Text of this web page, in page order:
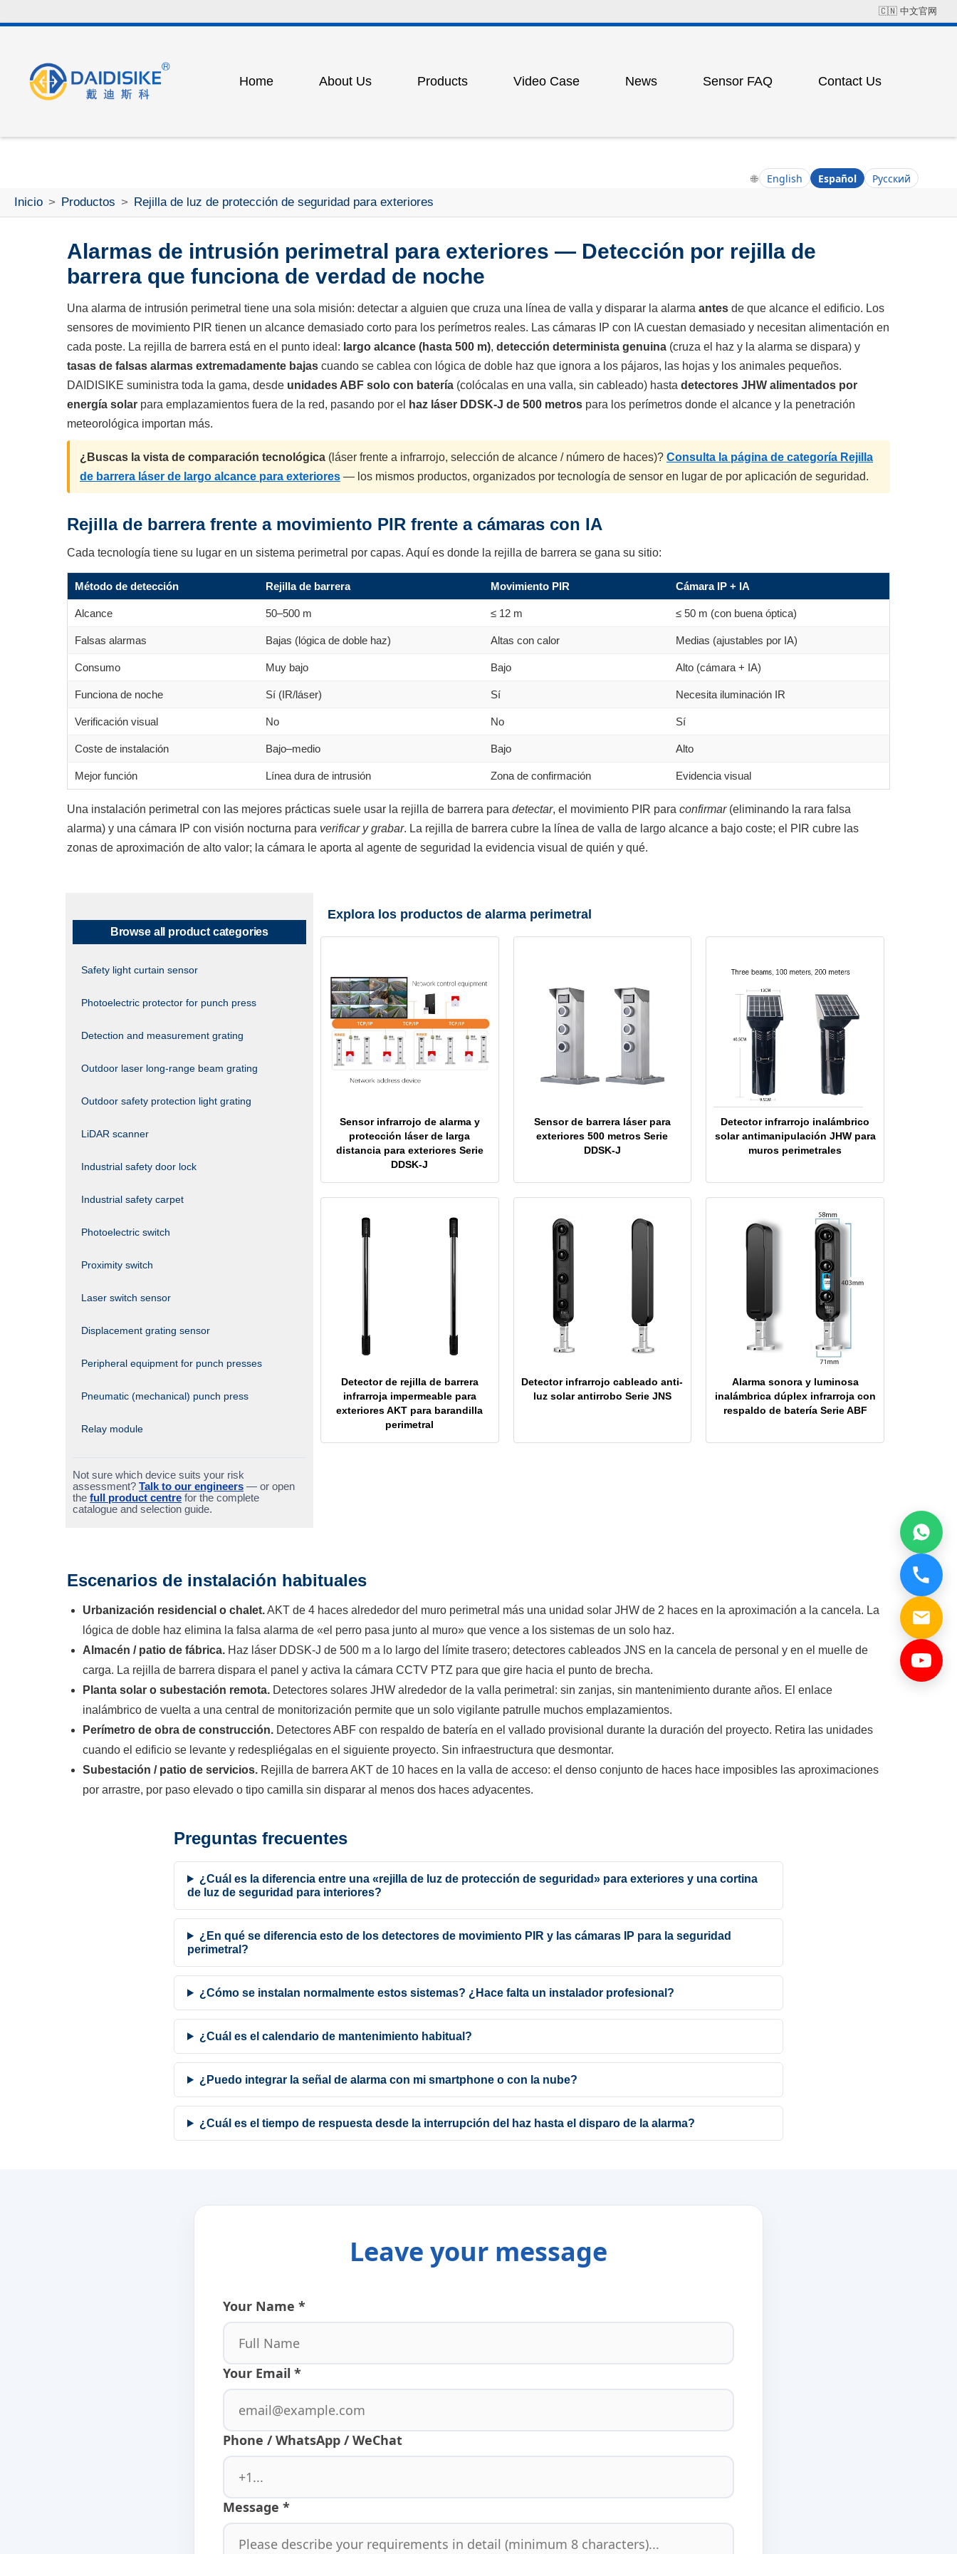
🇨🇳 中文官网
Home About Us Products
Industrial safety door lock
Photoelectric switch Proximity switch
Laser switch sensor Displacement grating sensor
Peripheral equipment for punch presses Pneumatic (mechanical) punch press
Relay module
Video Case News Sensor FAQ Contact Us
🌐 English Español
Русский
Inicio > Productos > Rejilla de luz de protección de seguridad para exteriores
Alarmas de intrusión perimetral para exteriores — Detección por rejilla de
barrera que funciona de verdad de noche
Una alarma de intrusión perimetral tiene una sola misión: detectar a alguien que cruza una línea de valla y disparar la alarma antes de que alcance el edificio. Los
sensores de movimiento PIR tienen un alcance demasiado corto para los perímetros reales. Las cámaras IP con IA cuestan demasiado y necesitan alimentación en
cada poste. La rejilla de barrera está en el punto ideal: largo alcance (hasta 500 m), detección determinista genuina (cruza el haz y la alarma se dispara) y
tasas de falsas alarmas extremadamente bajas cuando se cablea con lógica de doble haz que ignora a los pájaros, las hojas y los animales pequeños.
DAIDISIKE suministra toda la gama, desde unidades ABF solo con batería (colócalas en una valla, sin cableado) hasta detectores JHW alimentados por
energía solar para emplazamientos fuera de la red, pasando por el haz láser DDSK-J de 500 metros para los perímetros donde el alcance y la penetración
meteorológica importan más.
¿Buscas la vista de comparación tecnológica (láser frente a infrarrojo, selección de alcance / número de haces)? Consulta la página de categoría Rejilla
de barrera láser de largo alcance para exteriores — los mismos productos, organizados por tecnología de sensor en lugar de por aplicación de seguridad.
Rejilla de barrera frente a movimiento PIR frente a cámaras con IA
Cada tecnología tiene su lugar en un sistema perimetral por capas. Aquí es donde la rejilla de barrera se gana su sitio:
Método de detección Rejilla de barrera Movimiento PIR Cámara IP + IA
Alcance 50–500 m ≤ 12 m ≤ 50 m (con buena óptica)
Falsas alarmas Bajas (lógica de doble haz) Altas con calor Medias (ajustables por IA)
Consumo Muy bajo Bajo Alto (cámara + IA)
Funciona de noche Sí (IR/láser) Sí Necesita iluminación IR
Verificación visual No No Sí
Coste de instalación Bajo–medio Bajo Alto
Mejor función Línea dura de intrusión Zona de confirmación Evidencia visual
Una instalación perimetral con las mejores prácticas suele usar la rejilla de barrera para detectar, el movimiento PIR para confirmar(eliminando la rara falsa
alarma) y una cámara IP con visión nocturna para verificar y grabar. La rejilla de barrera cubre la línea de valla de largo alcance a bajo coste; el PIR cubre las
zonas de aproximación de alto valor; la cámara le aporta al agente de seguridad la evidencia visual de quién y qué.
Browse all product categories
Safety light curtain sensor
Photoelectric protector for punch press
Detection and measurement grating
Outdoor laser long-range beam grating
Outdoor safety protection light grating
LiDAR scanner
Industrial safety door lock
Industrial safety carpet
Photoelectric switch
Proximity switch
Laser switch sensor
Displacement grating sensor
Peripheral equipment for punch presses
Pneumatic (mechanical) punch press
Relay module
Not sure which device suits your risk
assessment? Talk to our engineers — or open
the full product centre for the complete
catalogue and selection guide.
Explora los productos de alarma perimetral
Sensor infrarrojo de alarma y
protección láser de larga
distancia para exteriores Serie
DDSK-J
Sensor de barrera láser para
exteriores 500 metros Serie
DDSK-J
Detector infrarrojo inalámbrico
solar antimanipulación JHW para
muros perimetrales
Detector de rejilla de barrera
infrarroja impermeable para
exteriores AKT para barandilla
perimetral
Detector infrarrojo cableado anti-
luz solar antirrobo Serie JNS
Alarma sonora y luminosa
inalámbrica dúplex infrarroja con
respaldo de batería Serie ABF
Escenarios de instalación habituales
Urbanización residencial o chalet.AKT de 4 haces alrededor del muro perimetral más una unidad solar JHW de 2 haces en la aproximación a la cancela. La
lógica de doble haz elimina la falsa alarma de «el perro pasa junto al muro» que vence a los sistemas de un solo haz.
Almacén / patio de fábrica. Haz láser DDSK-J de 500 m a lo largo del límite trasero; detectores cableados JNS en la cancela de personal y en el muelle de
carga. La rejilla de barrera dispara el panel y activa la cámara CCTV PTZ para que gire hacia el punto de brecha.
Planta solar o subestación remota. Detectores solares JHW alrededor de la valla perimetral: sin zanjas, sin mantenimiento durante años. El enlace
inalámbrico de vuelta a una central de monitorización permite que un solo vigilante patrulle muchos emplazamientos.
Perímetro de obra de construcción. Detectores ABF con respaldo de batería en el vallado provisional durante la duración del proyecto. Retira las unidades
cuando el edificio se levante y redespliégalas en el siguiente proyecto. Sin infraestructura que desmontar.
Subestación / patio de servicios. Rejilla de barrera AKT de 10 haces en la valla de acceso: el denso conjunto de haces hace imposibles las aproximaciones
por arrastre, por paso elevado o tipo camilla sin disparar al menos dos haces adyacentes.
Preguntas frecuentes
¿Cuál es la diferencia entre una «rejilla de luz de protección de seguridad» para exteriores y una cortina
de luz de seguridad para interiores?
¿En qué se diferencia esto de los detectores de movimiento PIR y las cámaras IP para la seguridad
perimetral?
¿Cómo se instalan normalmente estos sistemas? ¿Hace falta un instalador profesional?
¿Cuál es el calendario de mantenimiento habitual?
¿Puedo integrar la señal de alarma con mi smartphone o con la nube?
¿Cuál es el tiempo de respuesta desde la interrupción del haz hasta el disparo de la alarma?
Leave your message
Your Name *
Your Email *
Phone / WhatsApp / WeChat
Message *